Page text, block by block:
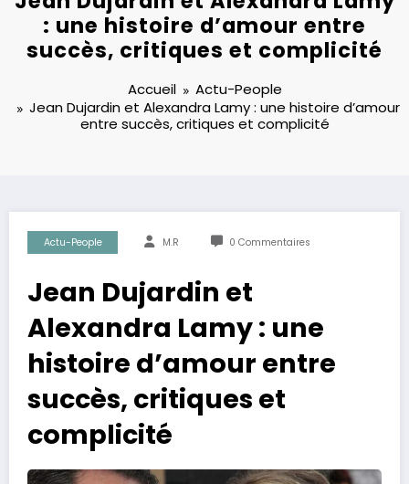
: une histoire d’amour entre
succès, critiques et complicité
Accueil
Actu-People
Jean Dujardin et Alexandra Lamy : une histoire d’amour
entre succès, critiques et complicité
Actu-People M.R 0 Commentaires
Jean Dujardin et
Alexandra Lamy : une
histoire d’amour entre
succès, critiques et
complicité